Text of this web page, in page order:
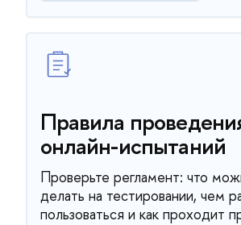
Правила
онлайн-испытаний
Проверьте регламент: что
делать на тестировании, чем
пользоваться и как проходит